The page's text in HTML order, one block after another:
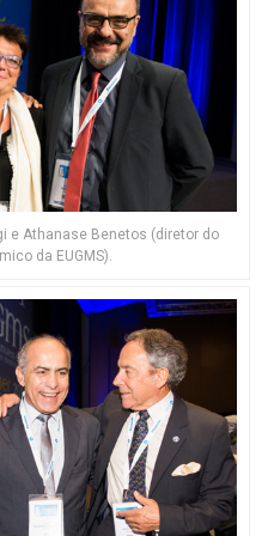
e Athanase Benetos (diretor do
da EUGMS).